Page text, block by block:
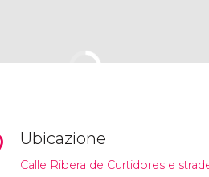
Ubicazione
Calle Ribera de Curtidores e